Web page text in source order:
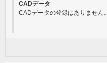
CADデータ
CADデータの登録はありません。